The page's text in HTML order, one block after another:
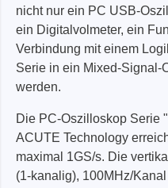
nicht nur ein PC USB-
ein Digitalvolmeter, ein
Verbindung mit einem
Serie in ein Mixed-Signal-
werden.
Die PC-Oszilloskop Serie
ACUTE Technology
maximal 1GS/s. Die
(1-kanalig), 100MHz/